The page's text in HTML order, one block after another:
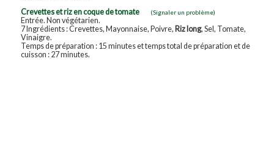
Crevettes et riz en coque de tomate
(Signaler un problème)
Entrée. Non végétarien.
7 Ingrédients : Crevettes, Mayonnaise, Poivre, Riz long, Sel, Tomate,
Vinaigre.
Temps de préparation : 15 minutes et temps total de préparation et de
cuisson : 27 minutes.